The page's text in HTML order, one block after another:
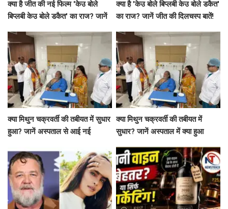
क्या है जीत की नई फिल्म 'केउ बोले
बिप्लबी केउ बोले डकैत' का राज? जानें
क्या है 'केउ बोले बिप्लबी केउ बोले डकैत'
का राज? जानें जीत की दिलचस्प बातें!
क्या मिथुन चक्रवर्ती की तबीयत में सुधार
हुआ? जानें अस्पताल से आई नई
क्या मिथुन चक्रवर्ती की तबीयत में
सुधार? जानें अस्पताल में क्या हुआ